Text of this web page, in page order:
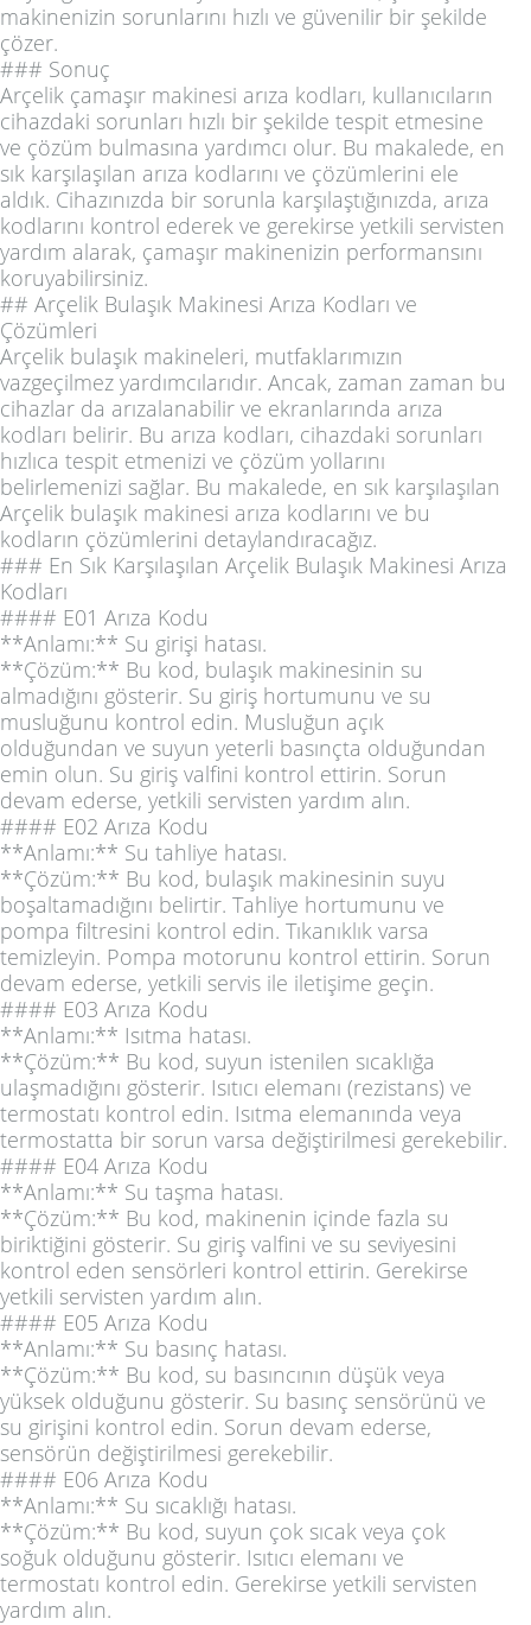
makinenizin sorunlarını hızlı ve güvenilir bir şekilde
çözer.
### Sonuç
Arçelik çamaşır makinesi arıza kodları, kullanıcıların
cihazdaki sorunları hızlı bir şekilde tespit etmesine
ve çözüm bulmasına yardımcı olur. Bu makalede, en
sık karşılaşılan arıza kodlarını ve çözümlerini ele
aldık. Cihazınızda bir sorunla karşılaştığınızda, arıza
kodlarını kontrol ederek ve gerekirse yetkili servisten
yardım alarak, çamaşır makinenizin performansını
koruyabilirsiniz.
## Arçelik Bulaşık Makinesi Arıza Kodları ve
Çözümleri
Arçelik bulaşık makineleri, mutfaklarımızın
vazgeçilmez yardımcılarıdır. Ancak, zaman zaman bu
cihazlar da arızalanabilir ve ekranlarında arıza
kodları belirir. Bu arıza kodları, cihazdaki sorunları
hızlıca tespit etmenizi ve çözüm yollarını
belirlemenizi sağlar. Bu makalede, en sık karşılaşılan
Arçelik bulaşık makinesi arıza kodlarını ve bu
kodların çözümlerini detaylandıracağız.
### En Sık Karşılaşılan Arçelik Bulaşık Makinesi Arıza
Kodları
#### E01 Arıza Kodu
**Anlamı:** Su girişi hatası.
**Çözüm:** Bu kod, bulaşık makinesinin su
almadığını gösterir. Su giriş hortumunu ve su
musluğunu kontrol edin. Musluğun açık
olduğundan ve suyun yeterli basınçta olduğundan
emin olun. Su giriş valfini kontrol ettirin. Sorun
devam ederse, yetkili servisten yardım alın.
#### E02 Arıza Kodu
**Anlamı:** Su tahliye hatası.
**Çözüm:** Bu kod, bulaşık makinesinin suyu
boşaltamadığını belirtir. Tahliye hortumunu ve
pompa filtresini kontrol edin. Tıkanıklık varsa
temizleyin. Pompa motorunu kontrol ettirin. Sorun
devam ederse, yetkili servis ile iletişime geçin.
#### E03 Arıza Kodu
**Anlamı:** Isıtma hatası.
**Çözüm:** Bu kod, suyun istenilen sıcaklığa
ulaşmadığını gösterir. Isıtıcı elemanı (rezistans) ve
termostatı kontrol edin. Isıtma elemanında veya
termostatta bir sorun varsa değiştirilmesi gerekebilir.
#### E04 Arıza Kodu
**Anlamı:** Su taşma hatası.
**Çözüm:** Bu kod, makinenin içinde fazla su
biriktiğini gösterir. Su giriş valfini ve su seviyesini
kontrol eden sensörleri kontrol ettirin. Gerekirse
yetkili servisten yardım alın.
#### E05 Arıza Kodu
**Anlamı:** Su basınç hatası.
**Çözüm:** Bu kod, su basıncının düşük veya
yüksek olduğunu gösterir. Su basınç sensörünü ve
su girişini kontrol edin. Sorun devam ederse,
sensörün değiştirilmesi gerekebilir.
#### E06 Arıza Kodu
**Anlamı:** Su sıcaklığı hatası.
**Çözüm:** Bu kod, suyun çok sıcak veya çok
soğuk olduğunu gösterir. Isıtıcı elemanı ve
termostatı kontrol edin. Gerekirse yetkili servisten
yardım alın.